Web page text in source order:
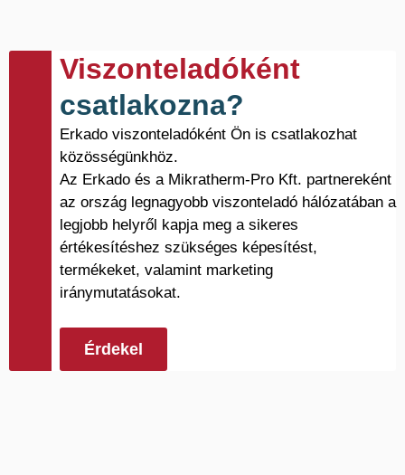
Viszonteladóként
csatlakozna?
Erkado viszonteladóként Ön is csatlakozhat
közösségünkhöz.
Az Erkado és a Mikratherm-Pro Kft. partnereként
az ország legnagyobb viszonteladó hálózatában a
legjobb helyről kapja meg a sikeres
értékesítéshez szükséges képesítést,
termékeket, valamint marketing
iránymutatásokat.
Érdekel